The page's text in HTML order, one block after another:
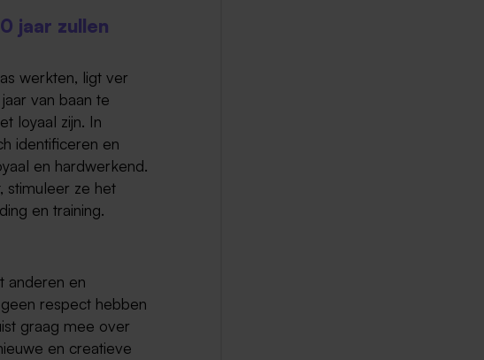
jaar zullen
werkten, ligt ver
van baan te
loyaal zijn. In
identificeren en
en hardwerkend.
stimuleer ze het
en training.
anderen en
respect hebben
graag mee over
en creatieve